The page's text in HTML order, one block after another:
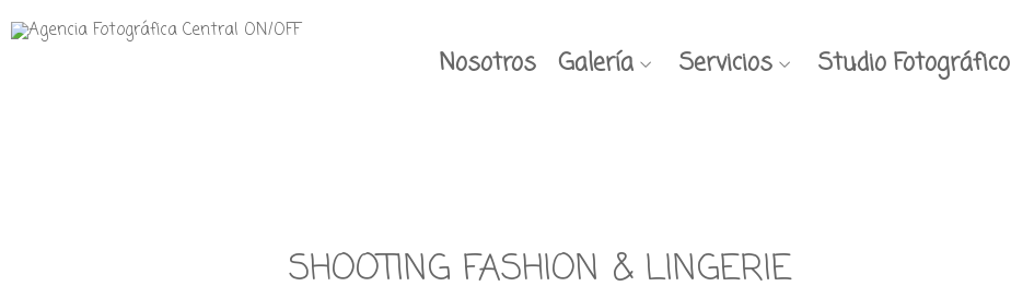
Nosotros Galería Servicios Studio Fotográfico
SHOOTING FASHION & LINGERIE